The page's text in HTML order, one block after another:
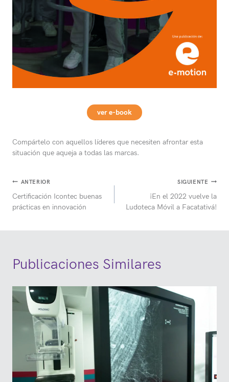
ver e-book
Compártelo con aquellos líderes que necesiten afrontar esta
situación que aqueja a todas las marcas.
Navegación
de
ANTERIOR
Certificación Icontec buenas
prácticas en innovación
SIGUIENTE
¡En el 2022 vuelve la
Ludoteca Móvil a Facatativá!
Publicaciones Similares